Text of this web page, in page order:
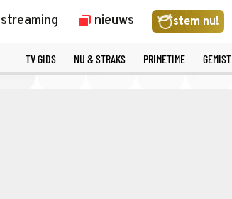
streaming nieuws stem nu!
TV GIDS NU & STRAKS PRIMETIME GEMIST